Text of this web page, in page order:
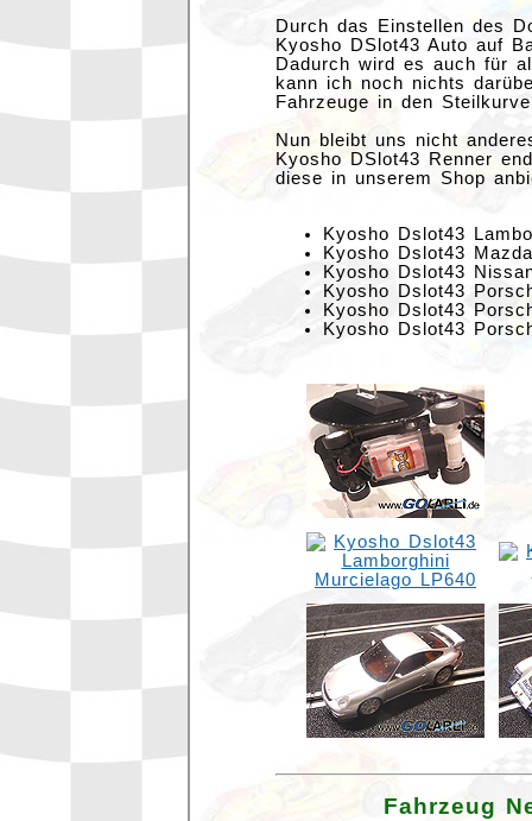
Durch das Einstellen des
Kyosho DSlot43 Auto auf
Dadurch wird es auch für
kann ich noch nichts
Fahrzeuge in den
Nun bleibt uns nicht
Kyosho DSlot43 Renner
diese in unserem Shop
Kyosho Dslot43
Kyosho Dslot43
Kyosho Dslot43
Kyosho Dslot43
Kyosho Dslot43
Kyosho Dslot43
Fahrzeug